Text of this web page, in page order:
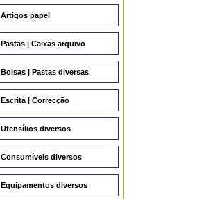
Artigos papel
Pastas | Caixas arquivo
Bolsas | Pastas diversas
Escrita | Correcção
Utensílios diversos
Consumíveis diversos
Equipamentos diversos